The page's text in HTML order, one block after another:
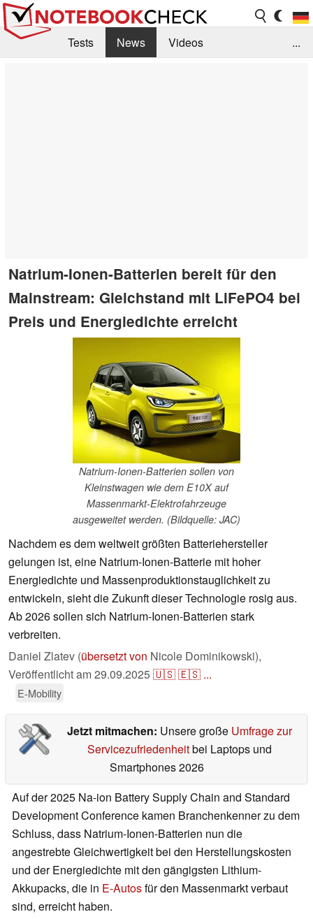
Tests News
Videos
...
Natrium-Ionen-Batterien bereit für den
Mainstream: Gleichstand mit LiFePO4 bei
Preis und Energiedichte erreicht
Natrium-Ionen-Batterien sollen von
Kleinstwagen wie dem E10X auf
Massenmarkt-Elektrofahrzeuge
ausgeweitet werden. (Bildquelle: JAC)
Nachdem es dem weltweit größten Batteriehersteller
gelungen ist, eine Natrium-Ionen-Batterie mit hoher
Energiedichte und Massenproduktionstauglichkeit zu
entwickeln, sieht die Zukunft dieser Technologie rosig aus.
Ab 2026 sollen sich Natrium-Ionen-Batterien stark
verbreiten.
Daniel Zlatev (übersetzt von Nicole Dominikowski),
Veröffentlicht am29.09.2025🇺🇸🇪🇸 ...
E-Mobility
Jetzt mitmachen: Unsere große Umfrage zur
Servicezufriedenheitbei Laptops und
Smartphones 2026
Auf der 2025 Na-ion Battery Supply Chain and Standard
Development Conference kamen Branchenkenner zu dem
Schluss, dass Natrium-Ionen-Batterien nun die
angestrebte Gleichwertigkeit bei den Herstellungskosten
und der Energiedichte mit den gängigsten Lithium-
Akkupacks, die in E-Autosfür den Massenmarkt verbaut
sind, erreicht haben.